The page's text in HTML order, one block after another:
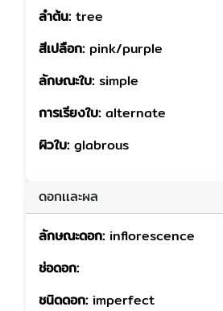
ลำต้น: tree
สีเปลือก: pink/purple
ลักษณะใบ: simple
การเรียงใบ: alternate
ผิวใบ: glabrous
ดอกเเละผล
ลักษณะดอก: inflorescence
ช่อดอก:
ชนิดดอก: imperfect